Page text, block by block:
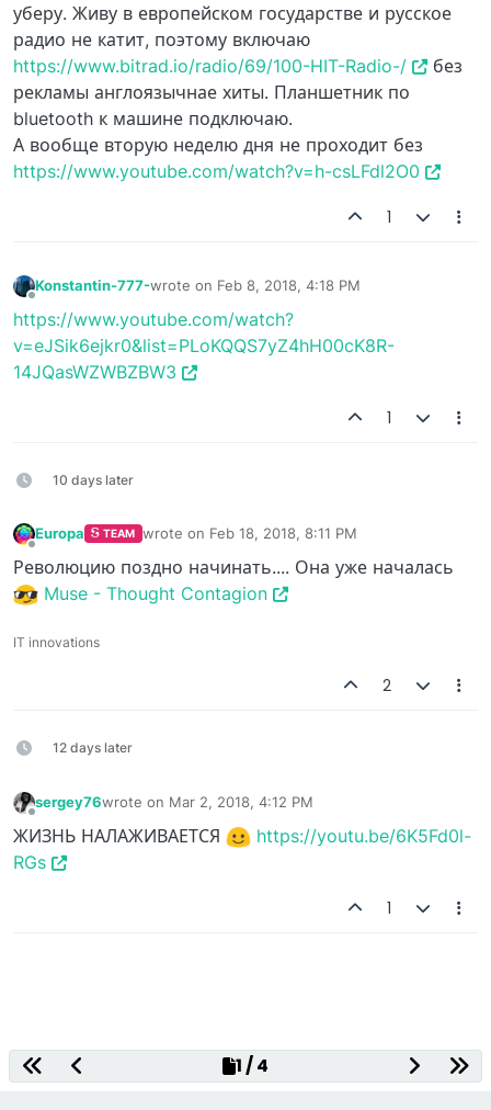
уберу. Живу в европейском государстве и русское
радио не катит, поэтому включаю
https://www.bitrad.io/radio/69/100-HIT-Radio-/
без
рекламы англоязычнае хиты. Планшетник по
bluetooth к машине подключаю.
А вообще вторую неделю дня не проходит без
https://www.youtube.com/watch?v=h-csLFdl2O0
1
Konstantin-777-wrote on Feb 8, 2018, 4:18 PM
last edited by
https://www.youtube.com/watch?
v=eJSik6ejkr0&list=PLoKQQS7yZ4hH00cK8R-
14JQasWZWBZBW3
1
10 days later
Europa TEAM wrote on Feb 18, 2018, 8:11 PM
last edited by
Революцию поздно начинать.... Она уже началась
Muse - Thought Contagion
IT innovations
2
12 days later
sergey76wrote on Mar 2, 2018, 4:12 PM
last edited by
ЖИЗНЬ НАЛАЖИВАЕТСЯ
https://youtu.be/6K5Fd0l-
RGs
1
Decentralized Gaming Platform
1 / 4